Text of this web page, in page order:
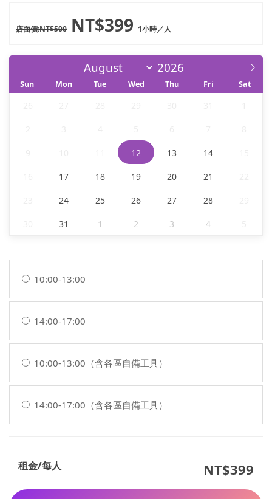
店面價:NT$500 NT$399 1小時／人
Sun Mon Tue Wed Thu Fri Sat
12 13 14
17 18 19 20 21
24 25 26 27 28
31 1 2 3 4
10:00-13:00
14:00-17:00
10:00-13:00（含各區自備工具）
14:00-17:00（含各區自備工具）
租金/每人 NT$399